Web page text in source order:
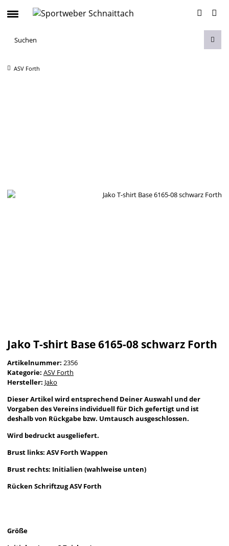
ASV Forth
Jako T-shirt Base 6165-08 schwarz Forth
Artikelnummer: 2356
Kategorie: ASV Forth
Hersteller: Jako
Dieser Artikel wird entsprechend Deiner Auswahl und der
Vorgaben des Vereins individuell für Dich gefertigt und ist
deshalb von Rückgabe bzw. Umtausch ausgeschlossen.
Wird bedruckt ausgeliefert.
Brust links: ASV Forth Wappen
Brust rechts: Initialien (wahlweise unten)
Rücken Schriftzug ASV Forth
Größe